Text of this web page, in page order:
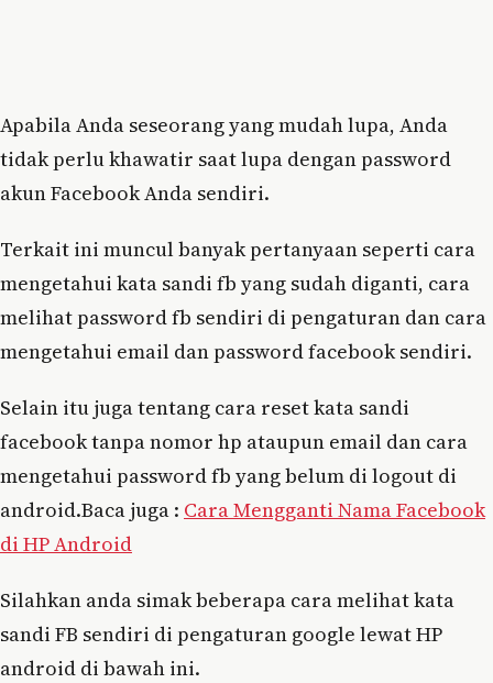
Apabila Anda seseorang yang mudah lupa, Anda
tidak perlu khawatir saat lupa dengan password
akun Facebook Anda sendiri.
Terkait ini muncul banyak pertanyaan seperti cara
mengetahui kata sandi fb yang sudah diganti, cara
melihat password fb sendiri di pengaturan dan cara
mengetahui email dan password facebook sendiri.
Selain itu juga tentang cara reset kata sandi
facebook tanpa nomor hp ataupun email dan cara
mengetahui password fb yang belum di logout di
android.Baca juga : Cara Mengganti Nama Facebook
di HP Android
Silahkan anda simak beberapa cara melihat kata
sandi FB sendiri di pengaturan google lewat HP
android di bawah ini.